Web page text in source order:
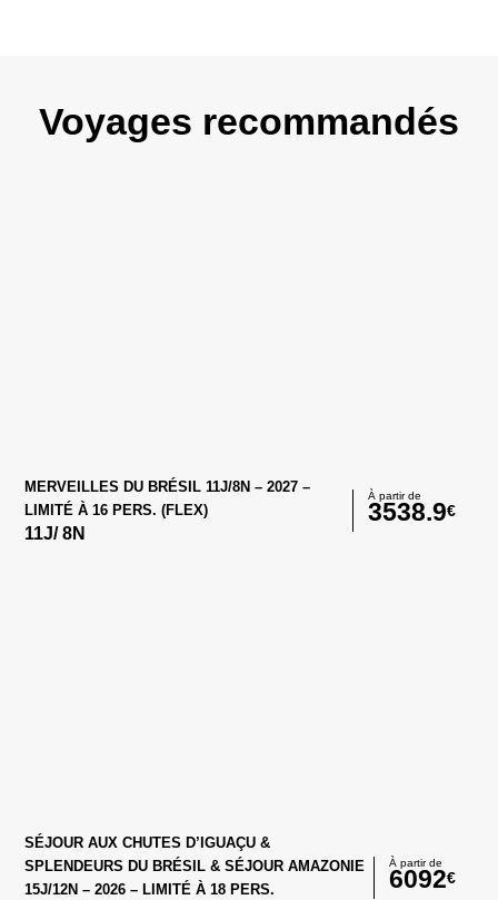
Voyages recommandés
MERVEILLES DU BRÉSIL 11J/8N – 2027 –
LIMITÉ À 16 PERS. (FLEX)
11J/8N
À partir de
3538.9€
SÉJOUR AUX CHUTES D’IGUAÇU &
SPLENDEURS DU BRÉSIL & SÉJOUR AMAZONIE
15J/12N – 2026 – LIMITÉ À 18 PERS.
À partir de
6092€